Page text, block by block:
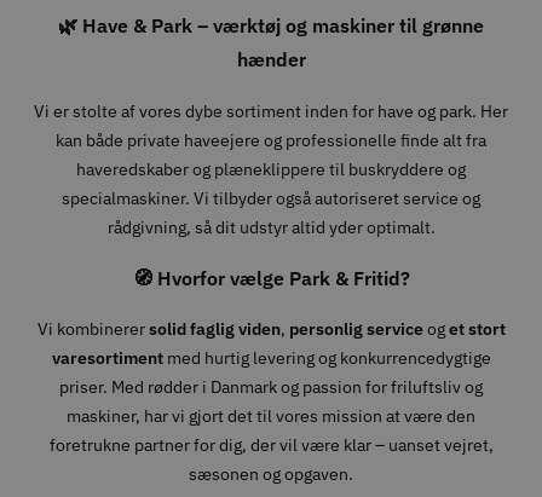
🌿 Have & Park – værktøj og maskiner til grønne
hænder
Vi er stolte af vores dybe sortiment inden for have og park. Her
kan både private haveejere og professionelle finde alt fra
haveredskaber og plæneklippere til buskryddere og
specialmaskiner. Vi tilbyder også autoriseret service og
rådgivning, så dit udstyr altid yder optimalt.
🧭 Hvorfor vælge Park & Fritid?
Vi kombinerersolid faglig viden, personlig serviceoget stort
varesortimentmed hurtig levering og konkurrencedygtige
priser. Med rødder i Danmark og passion for friluftsliv og
maskiner, har vi gjort det til vores mission at være den
foretrukne partner for dig, der vil være klar – uanset vejret,
sæsonen og opgaven.